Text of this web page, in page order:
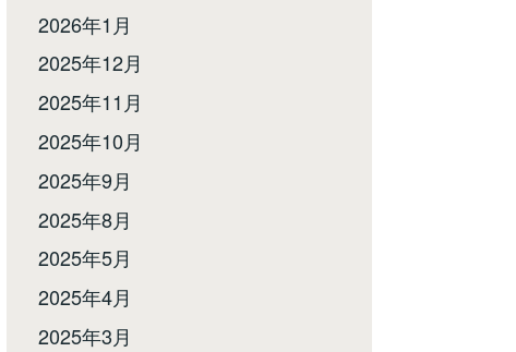
2026年1月
2025年12月
2025年11月
2025年10月
2025年9月
2025年8月
2025年5月
2025年4月
2025年3月